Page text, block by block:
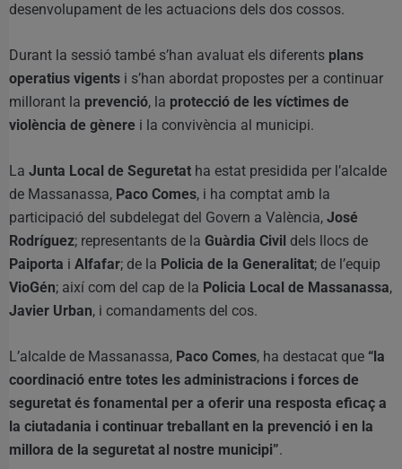
desenvolupament de les actuacions dels dos cossos.
Durant la sessió també s’han avaluat els diferents plans
operatius vigents i s’han abordat propostes per a continuar
millorant la prevenció, la protecció de les víctimes de
violència de gènere i la convivència al municipi.
La Junta Local de Seguretat ha estat presidida per l’alcalde
de Massanassa, Paco Comes, i ha comptat amb la
participació del subdelegat del Govern a València, José
Rodríguez; representants de la Guàrdia Civil dels llocs de
Paiporta i Alfafar; de la Policia de la Generalitat; de l’equip
VioGén; així com del cap de la Policia Local de Massanassa,
Javier Urban, i comandaments del cos.
L’alcalde de Massanassa, Paco Comes, ha destacat que “la
coordinació entre totes les administracions i forces de
seguretat és fonamental per a oferir una resposta eficaç a
la ciutadania i continuar treballant en la prevenció i en la
millora de la seguretat al nostre municipi”.